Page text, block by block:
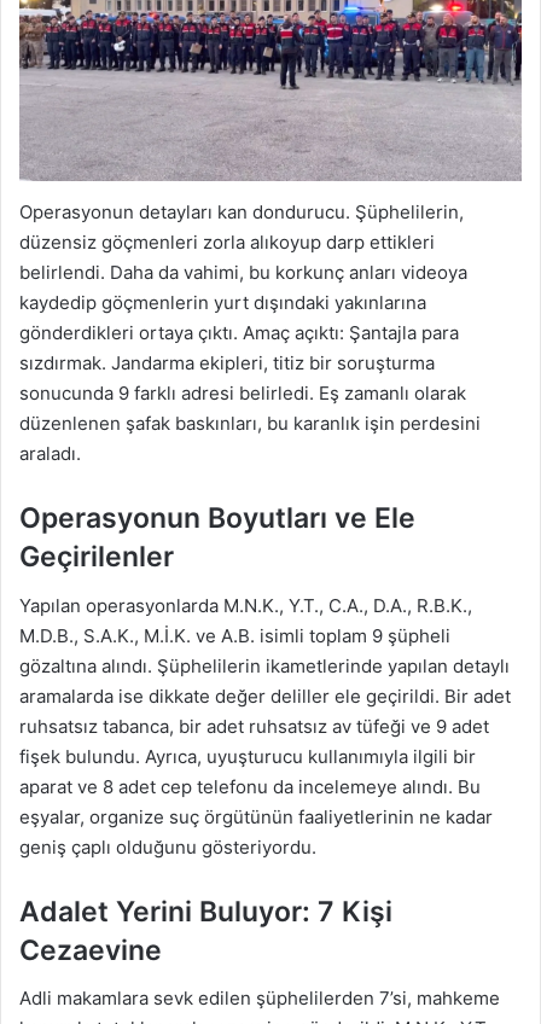
Operasyonun detayları kan dondurucu. Şüphelilerin,
düzensiz göçmenleri zorla alıkoyup darp ettikleri
belirlendi. Daha da vahimi, bu korkunç anları videoya
kaydedip göçmenlerin yurt dışındaki yakınlarına
gönderdikleri ortaya çıktı. Amaç açıktı: Şantajla para
sızdırmak. Jandarma ekipleri, titiz bir soruşturma
sonucunda 9 farklı adresi belirledi. Eş zamanlı olarak
düzenlenen şafak baskınları, bu karanlık işin perdesini
araladı.
Operasyonun Boyutları ve Ele
Geçirilenler
Yapılan operasyonlarda M.N.K., Y.T., C.A., D.A., R.B.K.,
M.D.B., S.A.K., M.İ.K. ve A.B. isimli toplam 9 şüpheli
gözaltına alındı. Şüphelilerin ikametlerinde yapılan detaylı
aramalarda ise dikkate değer deliller ele geçirildi. Bir adet
ruhsatsız tabanca, bir adet ruhsatsız av tüfeği ve 9 adet
fişek bulundu. Ayrıca, uyuşturucu kullanımıyla ilgili bir
aparat ve 8 adet cep telefonu da incelemeye alındı. Bu
eşyalar, organize suç örgütünün faaliyetlerinin ne kadar
geniş çaplı olduğunu gösteriyordu.
Adalet Yerini Buluyor: 7 Kişi
Cezaevine
Adli makamlara sevk edilen şüphelilerden 7’si, mahkeme